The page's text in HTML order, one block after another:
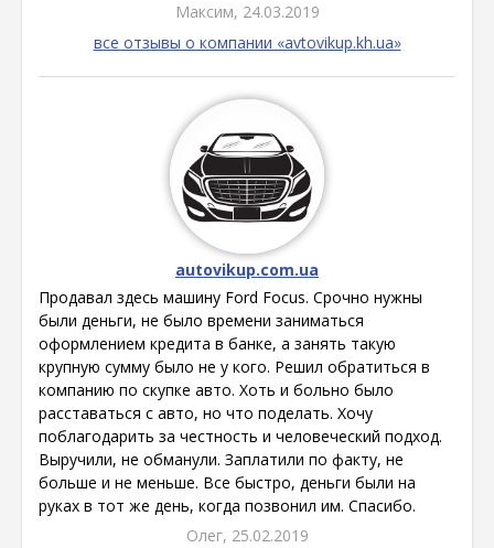
Максим, 24.03.2019
все отзывы о компании «avtovikup.kh.ua»
autovikup.com.ua
Продавал здесь машину Ford Focus. Срочно нужны
были деньги, не было времени заниматься
оформлением кредита в банке, а занять такую
крупную сумму было не у кого. Решил обратиться в
компанию по скупке авто. Хоть и больно было
расставаться с авто, но что поделать. Хочу
поблагодарить за честность и человеческий подход.
Выручили, не обманули. Заплатили по факту, не
больше и не меньше. Все быстро, деньги были на
руках в тот же день, когда позвонил им. Спасибо.
Олег, 25.02.2019